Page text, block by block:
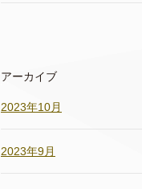
アーカイブ
2023年10月
2023年9月